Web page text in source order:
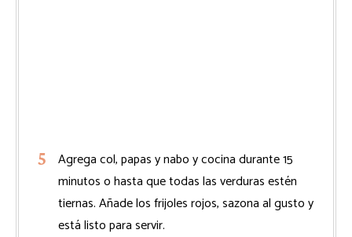
Agrega col, papas y nabo y cocina durante 15
minutos o hasta que todas las verduras estén
tiernas. Añade los frijoles rojos, sazona al gusto y
está listo para servir.